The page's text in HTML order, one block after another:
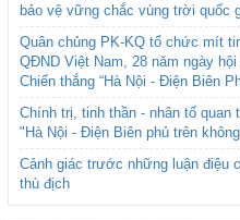
bảo vệ vững chắc vùng trời quốc
Quân chủng PK-KQ tổ chức mít
QĐND Việt Nam, 28 năm ngày
Chiến thắng “Hà Nội - Điện Biên
Chính trị, tinh thần - nhân tố quan
"Hà Nội - Điện Biên phủ trên
Cảnh giác trước những luận điệu
thù địch